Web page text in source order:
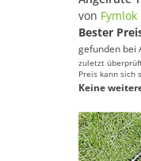
von Fymlok
Bester
gefunden bei
zuletzt
Preis kann sich
Keine